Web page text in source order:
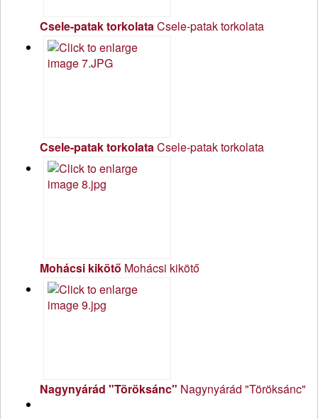
Csele-patak torkolataCsele-patak torkolata
Csele-patak torkolataCsele-patak torkolata
Mohácsi kikötő Mohácsi kikötő
Nagynyárád "Töröksánc" Nagynyárád "Töröksánc"